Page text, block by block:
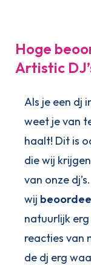
Hoge
Artistic
Als je een dj
weet je van
haalt! Dit is
die wij
van onze
wij
natuurlijk
reacties van
de dj erg